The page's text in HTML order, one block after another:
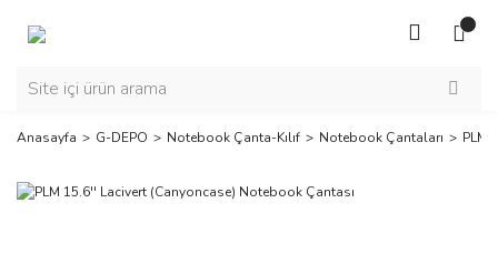
Anasayfa G-DEPO Notebook Çanta-Kılıf Notebook Çantaları PLM